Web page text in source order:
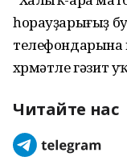
һорауҙарығыҙ
хөрмәтле гәзит
Читайте нас